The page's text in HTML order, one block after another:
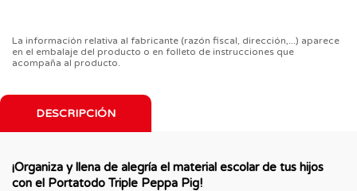
La información relativa al fabricante (razón fiscal, dirección,...) aparece
en el embalaje del producto o en folleto de instrucciones que
acompaña al producto.
DESCRIPCIÓN
¡Organiza y llena de alegría el material escolar de tus hijos
con el Portatodo Triple Peppa Pig!